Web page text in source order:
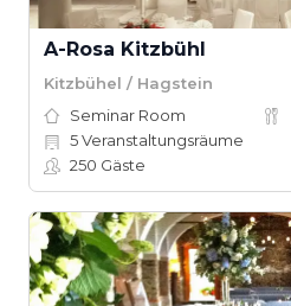
A-Rosa Kitzbühl
Kitzbühel / Hagstein
Seminar Room
5Veranstaltungsräume
250 Gäste